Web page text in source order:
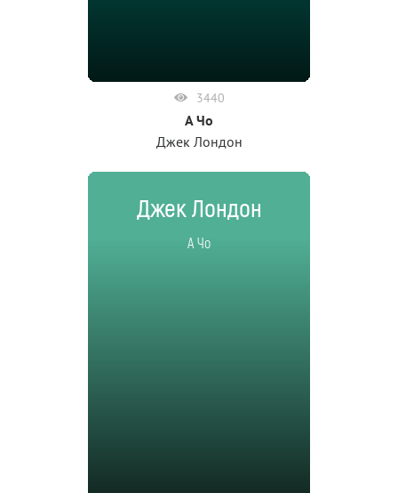
3440
А Чо
Джек Лондон
Джек Лондон
А Чо